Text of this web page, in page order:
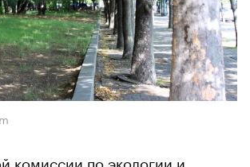
комиссии по экологии и